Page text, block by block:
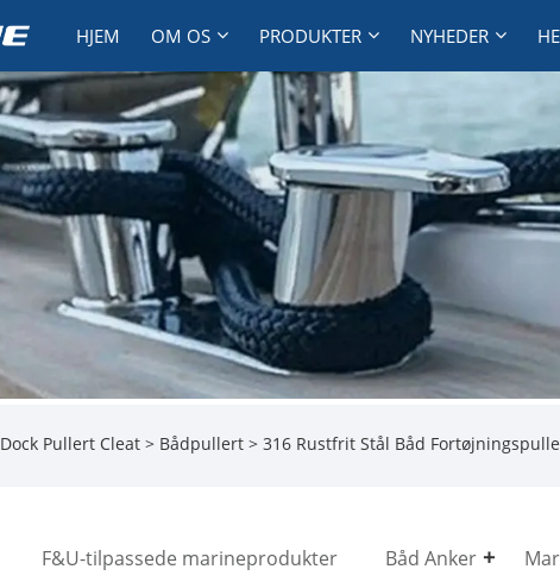
HJEM OM OS PRODUKTER NYHEDER
Dock Pullert Cleat > Bådpullert > 316 Rustfrit Stål Båd
F&U-tilpassede marineprodukter Båd Anker